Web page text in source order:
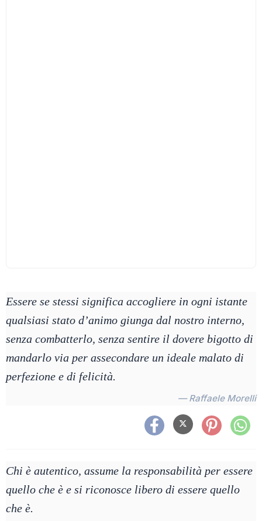
Essere se stessi significa accogliere in ogni istante
qualsiasi stato d’animo giunga dal nostro interno,
senza combatterlo, senza sentire il dovere bigotto di
mandarlo via per assecondare un ideale malato di
perfezione e di felicità.
— Raffaele Morelli
Chi è autentico, assume la responsabilità per essere
quello che è e si riconosce libero di essere quello
che è.